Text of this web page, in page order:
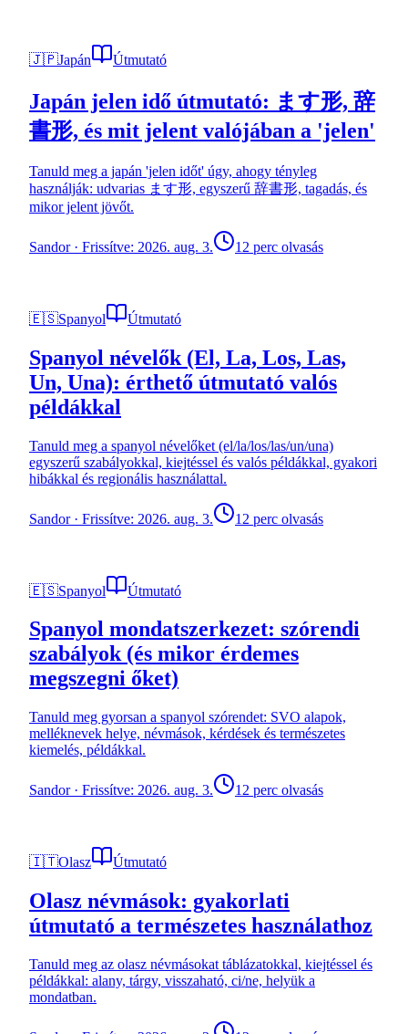
🇯🇵Japán Útmutató
Japán jelen idő útmutató: ます形, 辞
書形, és mit jelent valójában a 'jelen'
Tanuld meg a japán 'jelen időt' úgy, ahogy tényleg
használják: udvarias ます形, egyszerű 辞書形, tagadás, és
mikor jelent jövőt.
Sandor· Frissítve: 2026. aug. 3. 12 perc olvasás
🇪🇸Spanyol Útmutató
Spanyol névelők (El, La, Los, Las,
Un, Una): érthető útmutató valós
példákkal
Tanuld meg a spanyol névelőket (el/la/los/las/un/una)
egyszerű szabályokkal, kiejtéssel és valós példákkal, gyakori
hibákkal és regionális használattal.
Sandor· Frissítve: 2026. aug. 3. 12 perc olvasás
🇪🇸Spanyol Útmutató
Spanyol mondatszerkezet: szórendi
szabályok (és mikor érdemes
megszegni őket)
Tanuld meg gyorsan a spanyol szórendet: SVO alapok,
melléknevek helye, névmások, kérdések és természetes
kiemelés, példákkal.
Sandor· Frissítve: 2026. aug. 3. 12 perc olvasás
🇮🇹Olasz Útmutató
Olasz névmások: gyakorlati
útmutató a természetes használathoz
Tanuld meg az olasz névmásokat táblázatokkal, kiejtéssel és
példákkal: alany, tárgy, visszaható, ci/ne, helyük a
mondatban.